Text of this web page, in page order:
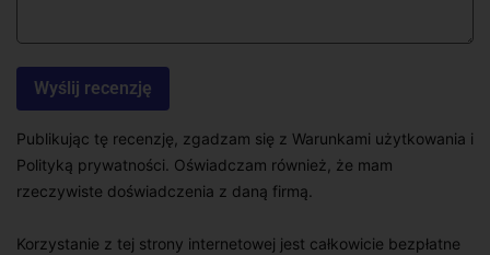
Publikując tę recenzję, zgadzam się z Warunkami użytkowania i
Polityką prywatności. Oświadczam również, że mam
rzeczywiste doświadczenia z daną firmą.
Korzystanie z tej strony internetowej jest całkowicie bezpłatne